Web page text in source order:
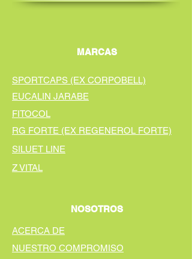
MARCAS
SPORTCAPS (EX CORPOBELL)
EUCALIN JARABE
FITOCOL
RG FORTE (EX REGENEROL FORTE)
SILUET LINE
Z VITAL
NOSOTROS
ACERCA DE
NUESTRO COMPROMISO